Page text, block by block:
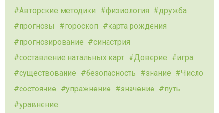
Авторские методики
физиология
дружба
прогнозы
гороскоп
карта рождения
прогнозирование
синастрия
составление натальных карт
Доверие
игра
существование
безопасность знание
Число
состояние
упражнение значение
путь
уравнение